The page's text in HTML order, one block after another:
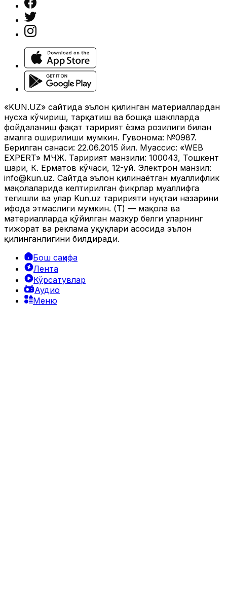
«KUN.UZ» сайтида эълон қилинган материаллардан
нусха кўчириш, тарқатиш ва бошқа шаклларда
фойдаланиш фақат таҳририят ёзма розилиги билан
амалга оширилиши мумкин. Гувоҳнома: №0987.
Берилган санаси: 22.06.2015 йил. Муассис: «WEB
EXPERT» МЧЖ. Таҳририят манзили: 100043, Тошкент
шаҳри, К. Ерматов кўчаси, 12-уй. Электрон манзил:
info@kun.uz. Сайтда эълон қилинаётган муаллифлик
мақолаларида келтирилган фикрлар муаллифга
тегишли ва улар Kun.uz таҳририяти нуқтаи назарини
ифода этмаслиги мумкин. (Т) — мақола ва
материалларда қўйилган мазкур белги уларнинг
тижорат ва реклама ҳуқуқлари асосида эълон
қилинганлигини билдиради.
Бош саҳифа
Лента
Кўрсатувлар
Аудио
Меню